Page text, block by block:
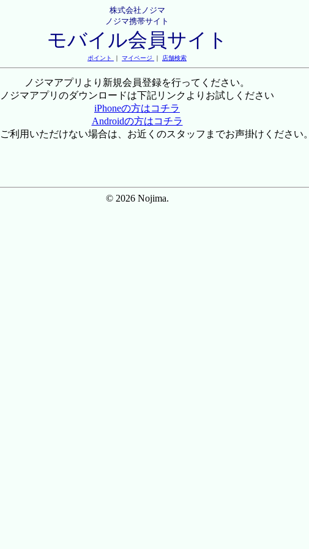
株式会社ノジマ
ノジマ携帯サイト
モバイル会員サイト
ポイント ｜ マイページ ｜ 店舗検索
ノジマアプリより新規会員登録を行ってください。
ノジマアプリのダウンロードは下記リンクよりお試しください
iPhoneの方はコチラ
Androidの方はコチラ
利用いただけない場合は、お近くのスタッフまでお声掛けください。
© 2026 Nojima.